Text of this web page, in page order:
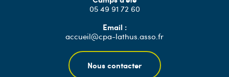
05 49 91 72 60
Email :
accueil@cpa-lathus.asso.fr
Nous contacter